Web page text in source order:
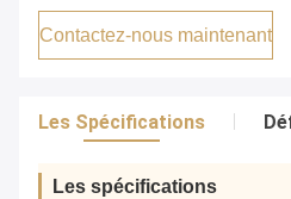
Contactez-nous maintenant
Les Spécifications
Les spécifications